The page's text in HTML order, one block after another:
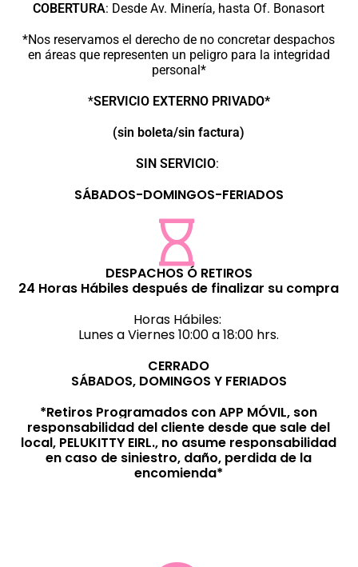
COBERTURA: Desde Av. Minería, hasta Of. Bonasort
*Nos reservamos el derecho de no concretar despachos
en áreas que representen un peligro para la integridad
personal*
*SERVICIO EXTERNO PRIVADO*
(sin boleta/sin factura)
SIN SERVICIO:
SÁBADOS-DOMINGOS-FERIADOS
DESPACHOS Ó RETIROS
24 Horas Hábiles después de finalizar su compra
Horas Hábiles:
Lunes a Viernes 10:00 a 18:00 hrs.
CERRADO
SÁBADOS, DOMINGOS Y FERIADOS
*Retiros Programados con APP MÓVIL, son
responsabilidad del cliente desde que sale del
local, PELUKITTY EIRL., no asume responsabilidad
en caso de siniestro, daño, perdida de la
encomienda*